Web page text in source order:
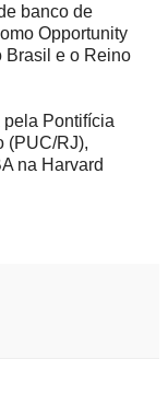
banco de
Opportunity
Brasil e o Reino
pela Pontifícia
(PUC/RJ),
na Harvard